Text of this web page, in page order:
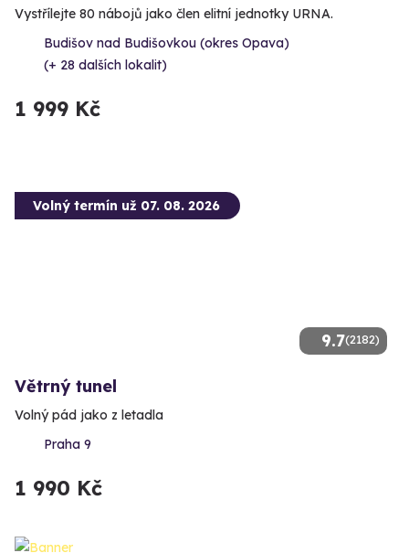
Vystřílejte 80 nábojů jako člen elitní jednotky URNA.
Budišov nad Budišovkou (okres Opava)
(+ 28 dalších lokalit)
1 999 Kč
9.7(2182)
Volný termín už 07. 08. 2026
Větrný tunel
Volný pád jako z letadla
Praha 9
1 990 Kč